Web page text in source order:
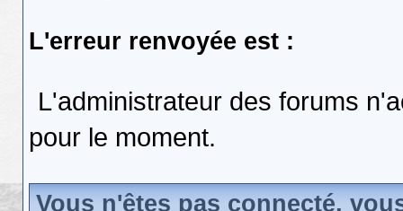
L'erreur renvoyée est :
L'administrateur des forums
pour le moment.
Vous n'êtes pas connecté,